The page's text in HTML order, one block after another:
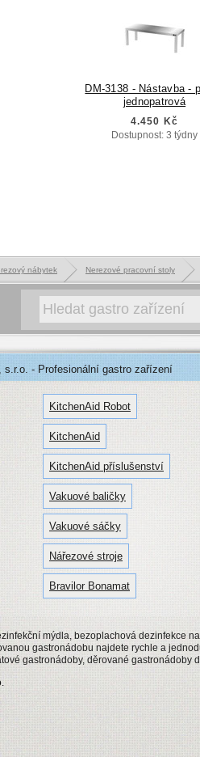
DM-3138 - Nástavba -
jednopatrová
4.450 Kč
Dostupnost: 3 týdny
nábytek Nerezové pracovní stoly
s.r.o. - Profesionální gastro zařízení
KitchenAid Robot
KitchenAid
KitchenAid příslušenství
Vakuové baličky
Vakuové sáčky
Nářezové stroje
Bravilor Bonamat
mýdla, bezoplachová dezinfekce
gastronádobu najdete rychle a
gastronádoby, děrované gastronádoby